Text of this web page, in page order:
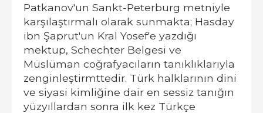
Patkanov'un Sankt-Peterburg metniyle
karşılaştırmalı olarak sunmakta; Hasday
ibn Şaprut'un Kral Yosef'e yazdığı
mektup, Schechter Belgesi ve
Müslüman coğrafyacıların tanıklıklarıyla
zenginleştirmttedir. Türk halklarının dini
ve siyasi kimliğine dair en sessiz tanığın
yüzyıllardan sonra ilk kez Türkçe